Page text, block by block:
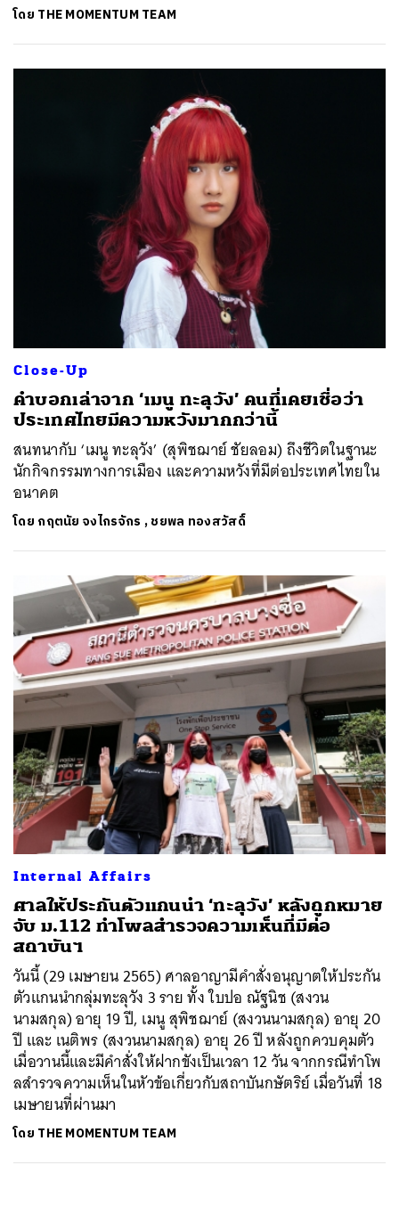
โดย THE MOMENTUM TEAM
Close-Up
คำบอกเล่าจาก ‘เมนู ทะลุวัง’ คนที่เคยเชื่อว่า
ประเทศไทยมีความหวังมากกว่านี้
สนทนากับ ‘เมนู ทะลุวัง’ (สุพิชฌาย์ ชัยลอม) ถึงชีวิตในฐานะ
นักกิจกรรมทางการเมือง และความหวังที่มีต่อประเทศไทยใน
อนาคต
โดย กฤตนัย จงไกรจักร ,ชยพล ทองสวัสดิ์
Internal Affairs
ศาลให้ประกันตัวแกนนำ ‘ทะลุวัง’ หลังถูกหมาย
จับ ม.112 ทำโพลสำรวจความเห็นที่มีต่อ
สถาบันฯ
วันนี้ (29 เมษายน 2565) ศาลอาญามีคำสั่งอนุญาตให้ประกัน
ตัวแกนนำกลุ่มทะลุวัง 3 ราย ทั้ง ใบปอ ณัฐนิช (สงวน
นามสกุล) อายุ 19 ปี, เมนู สุพิชฌาย์ (สงวนนามสกุล) อายุ 20
ปี และ เนติพร (สงวนนามสกุล) อายุ 26 ปี หลังถูกควบคุมตัว
เมื่อวานนี้และมีคำสั่งให้ฝากขังเป็นเวลา 12 วัน จากกรณีทำโพ
ลสำรวจความเห็นในหัวข้อเกี่ยวกับสถาบันกษัตริย์ เมื่อวันที่ 18
เมษายนที่ผ่านมา
โดย THE MOMENTUM TEAM